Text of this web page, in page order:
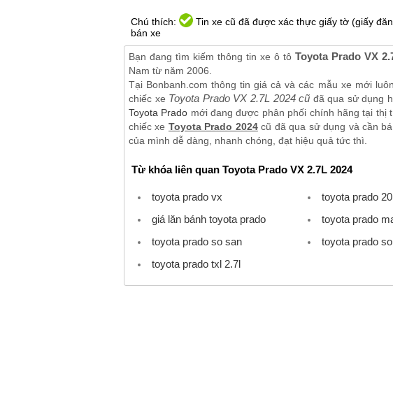
Chú thích:
Tin xe cũ đã được xác thực giấy tờ (giấy
bán xe
Bạn đang tìm kiếm thông tin xe ô tô Toyota Prado VX
Nam từ năm 2006.
Tại Bonbanh.com thông tin giá cả và các mẫu xe mới
chiếc xe Toyota Prado VX 2.7L 2024 cũ đã qua sử dụng
Toyota Prado mới đang được phân phối chính hãng tại thị
chiếc xe Toyota Prado 2024cũ đã qua sử dụng và cần
của mình dễ dàng, nhanh chóng, đạt hiệu quả tức thì.
Từ khóa liên quan Toyota Prado VX 2.7L 2024
toyota prado vx toyota prado
giá lăn bánh toyota prado
toyota prado
toyota prado so san
toyota prado
toyota prado txl 2.7l